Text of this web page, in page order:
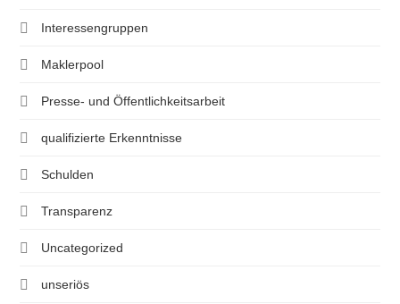
Interessengruppen
Maklerpool
Presse- und Öffentlichkeitsarbeit
qualifizierte Erkenntnisse
Schulden
Transparenz
Uncategorized
unseriös